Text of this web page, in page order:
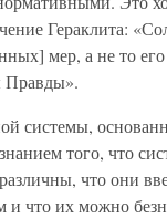
Гераклита:
мер, а не то
системы,
того, что
что они
и что их можно